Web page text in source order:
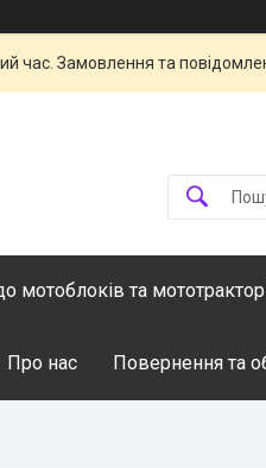
час. Замовлення та
мотоблоків та
Про нас Повернення та